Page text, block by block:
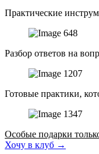
Практические
Разбор ответов на
Готовые практики,
Особые подарки
Хочу в клуб →